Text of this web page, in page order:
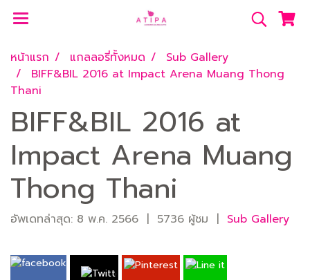
หน้าแรก แกลลอรี่ทั้งหมด
Sub Gallery
BIFF&BIL 2016 at Impact Arena Muang Thong
Thani
BIFF&BIL 2016 at
Impact Arena Muang
Thong Thani
อัพเดทล่าสุด: 8 พ.ค. 2566 | 5736 ผู้ชม | Sub Gallery